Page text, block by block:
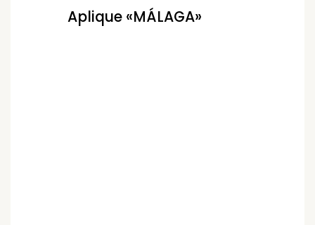
Aplique «MÁLAGA»